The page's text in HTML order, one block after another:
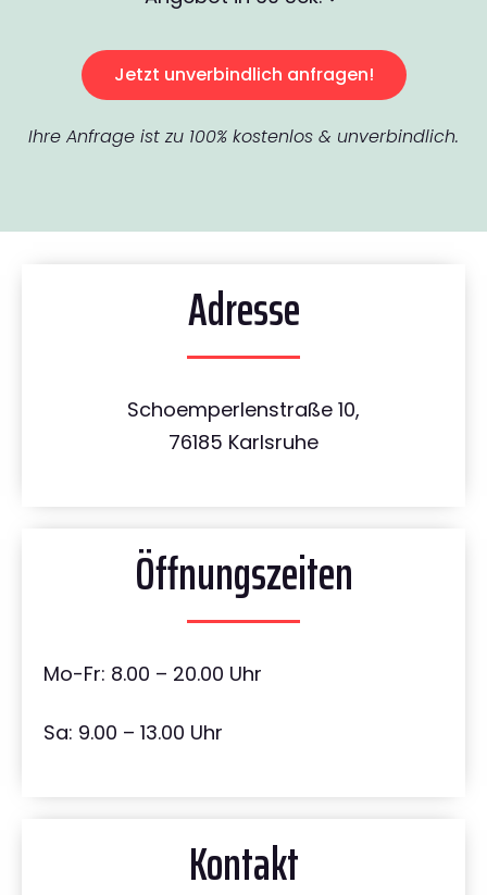
Jetzt unverbindlich anfragen!
Ihre Anfrage ist zu 100% kostenlos & unverbindlich.
Adresse
Schoemperlenstraße 10,
76185 Karlsruhe
Öffnungszeiten
Mo-Fr: 8.00 – 20.00 Uhr
Sa: 9.00 – 13.00 Uhr
Kontakt